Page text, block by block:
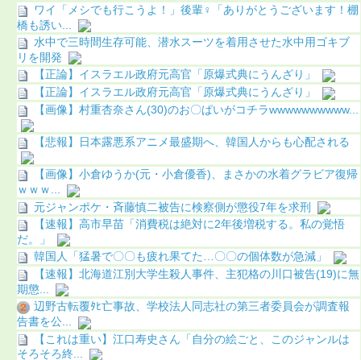
ワイ「メシでも行こうよ！」後輩♀「ありがとうございます！棚
橋も誘い...
水中で三時間生存可能、潜水スーツを着用させた水中用ゴキブ
リを開発
【正論】イスラエル政府元高官「原爆式典にうんざり」
【正論】イスラエル政府元高官「原爆式典にうんざり」
【画像】村重杏奈さん(30)のお〇ぱいがコチラwwwwwwwwww...
【悲報】日本露悪系アニメ最盛期へ、韓国人からも心配される
【画像】小倉ゆうか(元・小倉優香)、まさかの水着グラビア復帰
ｗｗｗ...
元ジャンポケ・斉藤慎二被告に検察側が懲役7年を求刑
【速報】高市早苗「消費税は絶対に2年後増税する。私の覚悟
だ。」
韓国人「猛暑で〇〇も疲れ果てた…〇〇の個体数が急減」
【速報】北海道江別大学生殺人事件、主犯格の川口被告(19)に無
期懲...
辺野古転覆ﾀﾋ亡事故、学校法人同志社の第三者委員会が調査報
告書を公...
【これは重い】江口寿史さん「自分の絵ごと、このジャンルは
そろそろ終...